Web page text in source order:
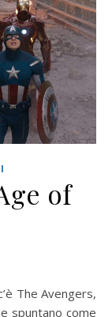
of
spuntano come